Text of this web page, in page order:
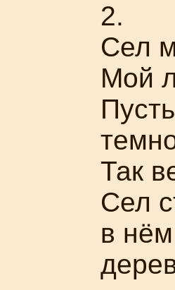
2.
Сел
Мой
Так
Сел
в